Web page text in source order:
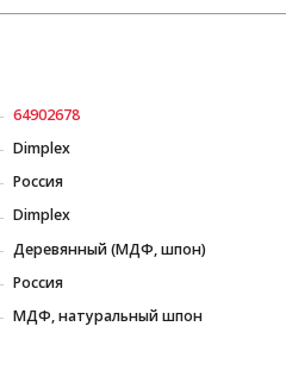
64902678
Dimplex
Россия
Dimplex
Деревянный (МДФ, шпон)
Россия
МДФ, натуральный шпон